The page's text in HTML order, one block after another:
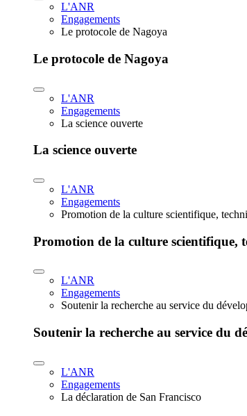
L'ANR
Engagements
Le protocole de Nagoya
Le protocole de Nagoya
L'ANR
Engagements
La science ouverte
La science ouverte
L'ANR
Engagements
Promotion de la culture scientifique,
Promotion de la culture scientifique,
L'ANR
Engagements
Soutenir la recherche au service du
Soutenir la recherche au service du
L'ANR
Engagements
La déclaration de San Francisco